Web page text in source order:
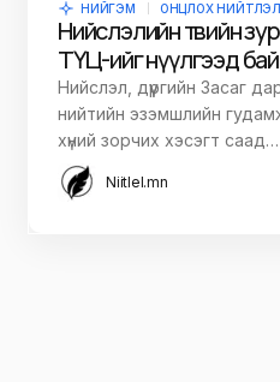
НИЙГЭМ ОНЦЛОХ НИЙТЛЭЛ
Нийслэлийн төвийн
ТҮЦ-ийг нүүлгээд
Нийслэл, дүүргийн Засаг
нийтийн эзэмшлийн
хүний зорчих хэсэгт саад…
Niitlel.mn